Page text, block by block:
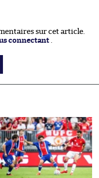
sur cet article.
connectant .